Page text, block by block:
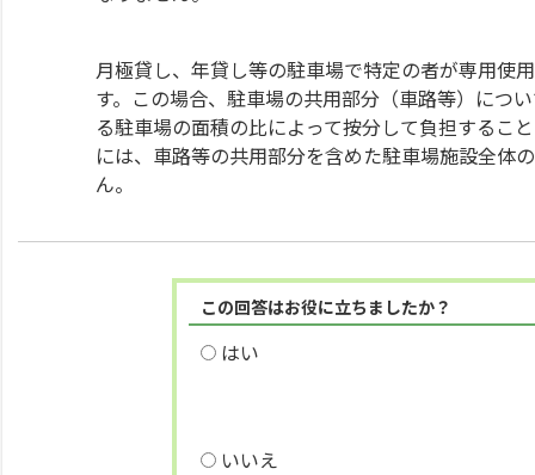
月極貸し、年貸し等の駐車場で特定の者が専用使
す。この場合、駐車場の共用部分（車路等）につ
る駐車場の面積の比によって按分して負担するこ
には、車路等の共用部分を含めた駐車場施設全体
ん。
この回答はお役に立ちましたか？
はい
いいえ